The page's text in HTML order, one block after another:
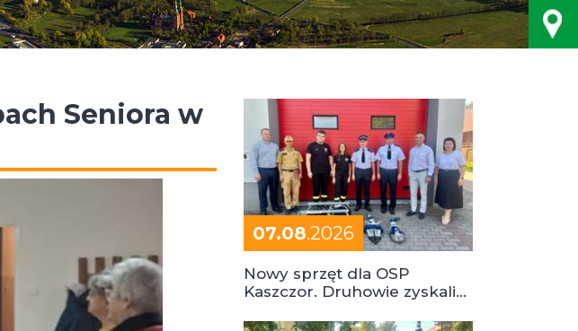
Seniora w
07.08.2026
Nowy sprzęt dla OSP
Kaszczor. Druhowie zyskali